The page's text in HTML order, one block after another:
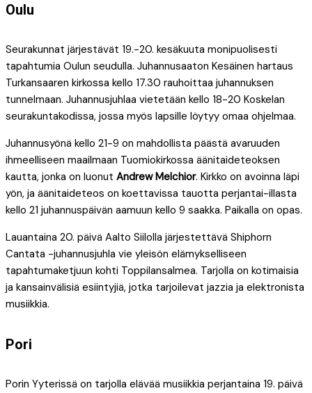
Oulu
Seurakunnat järjestävät 19.-20. kesäkuuta monipuolisesti
tapahtumia Oulun seudulla. Juhannusaaton Kesäinen hartaus
Turkansaaren kirkossa kello 17.30 rauhoittaa juhannuksen
tunnelmaan. Juhannusjuhlaa vietetään kello 18-20 Koskelan
seurakuntakodissa, jossa myös lapsille löytyy omaa ohjelmaa.
Juhannusyönä kello 21-9 on mahdollista päästä avaruuden
ihmeelliseen maailmaan Tuomiokirkossa äänitaideteoksen
kautta, jonka on luonut Andrew Melchior. Kirkko on avoinna läpi
yön, ja äänitaideteos on koettavissa tauotta perjantai-illasta
kello 21 juhannuspäivän aamuun kello 9 saakka. Paikalla on opas.
Lauantaina 20. päivä Aalto Siilolla järjestettävä Shiphorn
Cantata -juhannusjuhla vie yleisön elämykselliseen
tapahtumaketjuun kohti Toppilansalmea. Tarjolla on kotimaisia
ja kansainvälisiä esiintyjiä, jotka tarjoilevat jazzia ja elektronista
musiikkia.
Pori
Porin Yyterissä on tarjolla elävää musiikkia perjantaina 19. päivä